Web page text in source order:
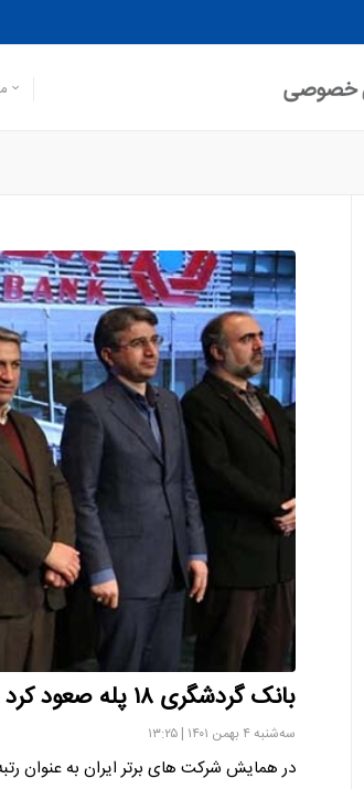
بانک گردشگری ۱۸ پله صعود کرد
سه‌شنبه ۴ بهمن ۱۴۰۱ | ۱۳:۲۵
در همایش شرکت های برتر ایران به عنوان رتبه ۳۴ صد شرکت برتر ایران و به عنوان شرکت “پیشرو” برگزیده